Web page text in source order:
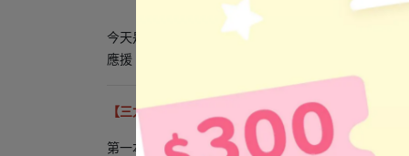
今天是小龍第一次走進棒球場——從排隊入場、參加
應援，體驗一場最歡樂、最有趣的棒球冒險吧！
【三大原創亮點】
第一本以棒球為主題的原創童書